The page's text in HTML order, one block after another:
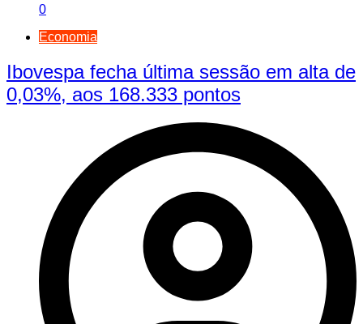
0
Economia
Ibovespa fecha última sessão em alta de
0,03%, aos 168.333 pontos